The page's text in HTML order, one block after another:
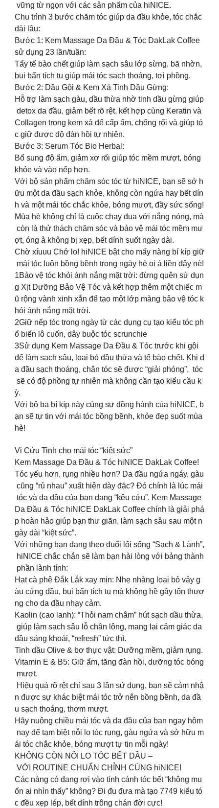
vững từ ngọn với các sản phẩm của hiNICE.
Chu trình 3 bước chăm tóc giúp da đầu khỏe, tóc chắc
dài lâu:
Bước 1: Kem Massage Da Đầu & Tóc DakLak Coffee
sử dụng 23 lần/tuần:
Tẩy tế bào chết giúp làm sạch sâu lớp sừng, bã nhờn,
bụi bẩn tích tụ giúp mái tóc sạch thoáng, tơi phồng.
Bước 2: Dầu Gội & Kem Xả Tinh Dầu Gừng:
Hỗ trợ làm sạch gàu, dầu thừa nhờ tinh dầu gừng giúp
detox da đầu, giảm bết rõ rệt, kết hợp cùng Keratin và
Collagen trong kem xả để cấp ẩm, chống rối và giúp tó
c giữ được độ đàn hồi tự nhiên.
Bước 3: Serum Tóc Bio Herbal:
Bổ sung độ ẩm, giảm xơ rối giúp tóc mềm mượt, bóng
khỏe và vào nếp hơn.
Với bộ sản phẩm chăm sóc tóc từ hiNICE, bạn sẽ sở h
ữu một da đầu sạch khỏe, không còn ngứa hay bết dín
h và một mái tóc chắc khỏe, bóng mượt, đầy sức sống!
Mùa hè không chỉ là cuộc chạy đua với nắng nóng, mà
còn là thử thách chăm sóc và bảo vệ mái tóc mềm mư
ợt, óng ả không bị xẹp, bết dính suốt ngày dài.
Chờ xíuuu Chớ lo! hiNICE bật cho mấy nàng bí kíp giữ
mái tóc luôn bồng bềnh trong ngày hè oi ả liền đây nè!
1️Bảo vệ tóc khỏi ánh nắng mặt trời: đừng quên sử dụn
g Xịt Dưỡng Bảo Vệ Tóc và kết hợp thêm một chiếc m
ũ rộng vành xinh xắn để tạo một lớp màng bảo vệ tóc k
hỏi ánh nắng mặt trời.
2️Giữ nếp tóc trong ngày từ các dụng cụ tạo kiểu tóc ph
ổ biến lô cuốn, dây buộc tóc scrunchie
3️Sử dụng Kem Massage Da Đầu & Tóc trước khi gội
để làm sạch sâu, loại bỏ dầu thừa và tế bào chết. Khi d
a đầu sạch thoáng, chân tóc sẽ được “giải phóng”, tóc
sẽ có độ phồng tự nhiên mà không cần tạo kiểu cầu k
ỳ.
Với bộ ba bí kíp này cùng sự đồng hành của hiNICE, b
ạn sẽ tự tin với mái tóc bồng bềnh, khỏe đẹp suốt mùa
hè!
Vị Cứu Tinh cho mái tóc “kiệt sức”
Kem Massage Da Đầu & Tóc hiNICE DakLak Coffee!
Tóc yếu hơn, rụng nhiều hơn? Da đầu ngứa ngáy, gàu
cũng “rủ nhau” xuất hiện dày đặc? Đó chính là lúc mái
tóc và da đầu của bạn đang “kêu cứu”. Kem Massage
Da Đầu & Tóc hiNICE DakLak Coffee chính là giải phá
p hoàn hảo giúp bạn thư giãn, làm sạch sâu sau một n
gày dài “kiệt sức”.
Với những bạn đang theo đuổi lối sống “Sạch & Lành”,
hiNICE chắc chắn sẽ làm bạn hài lòng với bảng thành
phần lành tính:
Hạt cà phê Đắk Lắk xay mịn: Nhẹ nhàng loại bỏ vảy g
àu cứng đầu, bụi bẩn tích tụ mà không hề gây tổn thươ
ng cho da đầu nhạy cảm.
Kaolin (cao lanh): “Thỏi nam châm” hút sạch dầu thừa,
giúp làm sạch sâu lỗ chân lông, mang lại cảm giác da
đầu sảng khoái, “refresh” tức thì.
Tinh dầu Olive & bơ thực vật: Dưỡng mềm, giảm rụng.
Vitamin E & B5: Giữ ẩm, tăng đàn hồi, dưỡng tóc bóng
mượt.
Hiệu quả rõ rệt chỉ sau 3 lần sử dụng, bạn sẽ cảm nhậ
n được sự khác biệt mái tóc trở nên bồng bềnh, da đầ
u sạch thoáng, thơm mượt.
Hãy nuông chiều mái tóc và da đầu của bạn ngay hôm
nay để tạm biệt nỗi lo tóc rụng, gàu ngứa và sở hữu m
ái tóc chắc khỏe, bóng mượt tự tin mỗi ngày!
KHÔNG CÒN NỖI LO TÓC BẾT DẦU –
VỚI ROUTINE CHUẨN CHỈNH CÙNG hiNICE!
Các nàng có đang rơi vào tình cảnh tóc bết “không mu
ốn ai nhìn thấy” không? Đi đu đưa mà tạo 7749 kiểu tó
c đều xẹp lép, bết dính trông chán đời cực!